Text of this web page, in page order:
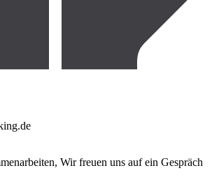
Wir freuen uns auf ein Gespräch